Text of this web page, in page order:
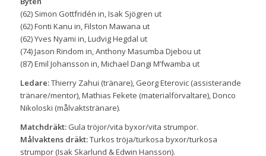
(62) Simon Gottfridén in, Isak Sjögren ut
(62) Fonti Kanu in, Filston Mawana ut
(62) Yves Nyami in, Ludvig Hegdal ut
(74) Jason Rindom in, Anthony Masumba Djebou ut
(87) Emil Johansson in, Michael Dangi M’fwamba ut
Ledare:Thierry Zahui (tränare), Georg Eterovic (assisterande
tränare/mentor), Mathias Fekete (materialförvaltare), Donco
Nikoloski (målvaktstränare).
Matchdräkt: Gula tröjor/vita byxor/vita strumpor.
Målvaktens dräkt:Turkos tröja/turkosa byxor/turkosa
strumpor (Isak Skarlund & Edwin Hansson).